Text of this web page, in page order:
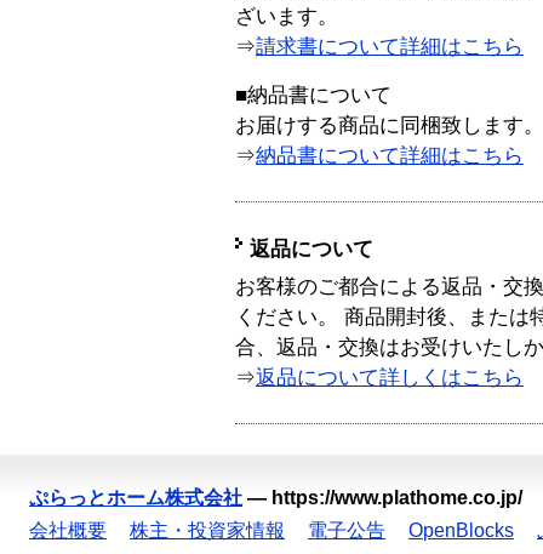
ざいます。
⇒請求書について詳細はこちら
■納品書について
お届けする商品に同梱致します。
⇒納品書について詳細はこちら
返品について
お客様のご都合による返品・交
ください。 商品開封後、または
合、返品・交換はお受けいたし
⇒返品について詳しくはこちら
ぷらっとホーム株式会社 — https://www.plathome.co.jp/
会社概要
株主・投資家情報 電子公告 OpenBlocks